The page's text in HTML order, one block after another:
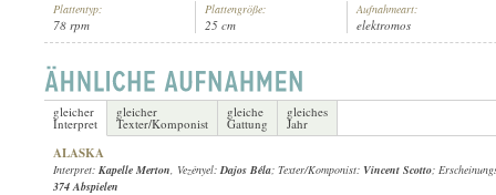
INTERPRET: KAPELLE MERTON, VEZÉNYEL: DAJOS BÉLA
Plattentyp:
78 rpm
Plattengröße:
25 cm
Aufnahmeart:
elektromos
gleicher
Interpret
gleicher
Texter/Komponist
gleiche
Gattung
gleiches
Jahr
ALASKA
Interpret: Kapelle Merton, Vezényel:Dajos Béla; Texter/Komponist: Vincent Scotto;
374 Abspielen